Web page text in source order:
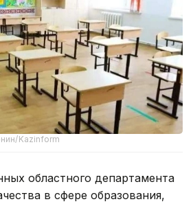
Kazinform
областного департамента
в сфере образования,